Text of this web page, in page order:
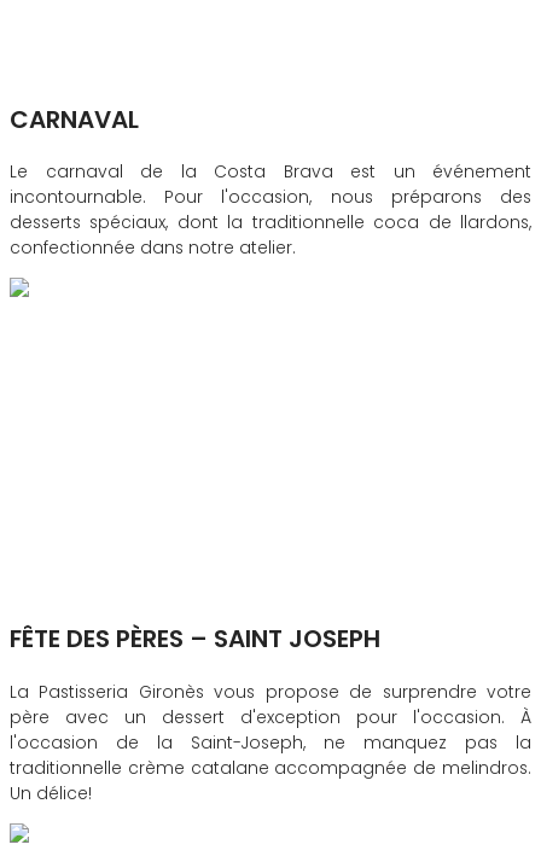
CARNAVAL
Le carnaval de la Costa Brava est un événement
incontournable. Pour l'occasion, nous préparons des
desserts spéciaux, dont la traditionnelle coca de llardons,
confectionnée dans notre atelier.
FÊTE DES PÈRES – SAINT JOSEPH
La Pastisseria Gironès vous propose de surprendre votre
père avec un dessert d'exception pour l'occasion. À
l'occasion de la Saint-Joseph, ne manquez pas la
traditionnelle crème catalane accompagnée de melindros.
Un délice!